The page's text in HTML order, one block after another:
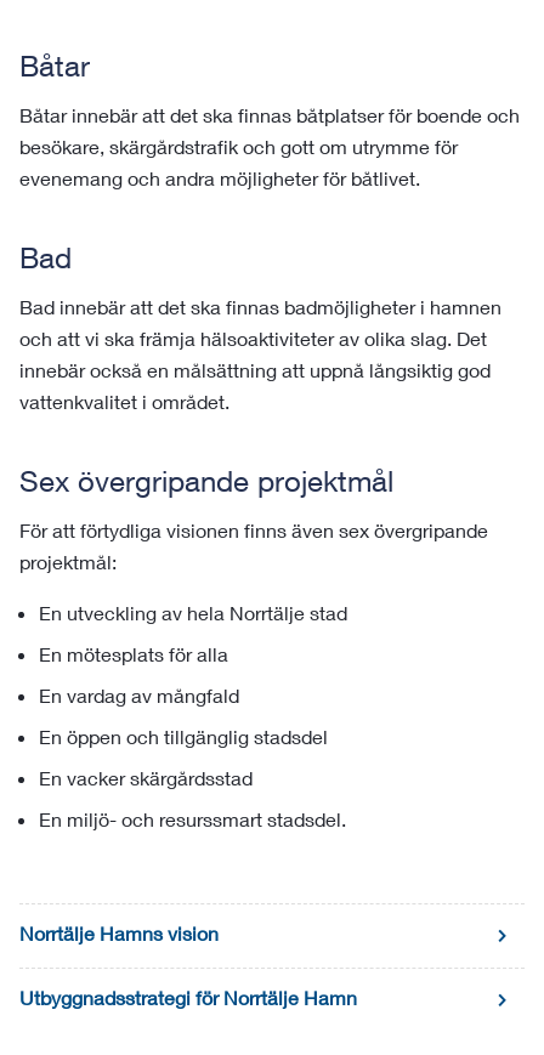
Båtar
Båtar innebär att det ska finnas båtplatser för boende och
besökare, skärgårdstrafik och gott om utrymme för
evenemang och andra möjligheter för båtlivet.
Bad
Bad innebär att det ska finnas badmöjligheter i hamnen
och att vi ska främja hälsoaktiviteter av olika slag. Det
innebär också en målsättning att uppnå långsiktig god
vattenkvalitet i området.
Sex övergripande projektmål
För att förtydliga visionen finns även sex övergripande
projektmål:
En utveckling av hela Norrtälje stad
En mötesplats för alla
En vardag av mångfald
En öppen och tillgänglig stadsdel
En vacker skärgårdsstad
En miljö- och resurssmart stadsdel.
Norrtälje Hamns vision
Utbyggnadsstrategi för Norrtälje Hamn